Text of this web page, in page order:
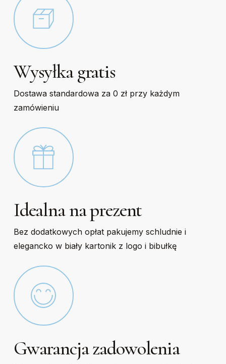
Wysyłka gratis
Dostawa standardowa za 0 zł przy każdym
zamówieniu
Idealna na prezent
Bez dodatkowych opłat pakujemy schludnie i
elegancko w biały kartonik z logo i bibułkę
Gwarancja zadowolenia